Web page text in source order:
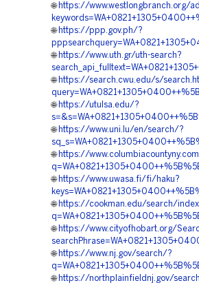
🌐 https://www.westlongbranch.org/
🌐 https://ppp.gov.ph/?
🌐 https://www.uth.gr/uth-search?
🌐 https://search.cwu.edu/s/
🌐 https://utulsa.edu/?
🌐 https://www.uni.lu/en/search/?
🌐 https://
🌐 https://www.uwasa.fi/fi/haku?
🌐 https://cookman.edu/search/
🌐 https://www.cityofhobart.org/
🌐 https://www.nj.gov/search/?
🌐 https://northplainfieldnj.gov/